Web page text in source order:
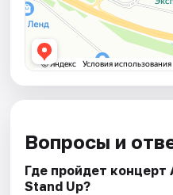
Вопросы и
Где пройдет
Stand Up?